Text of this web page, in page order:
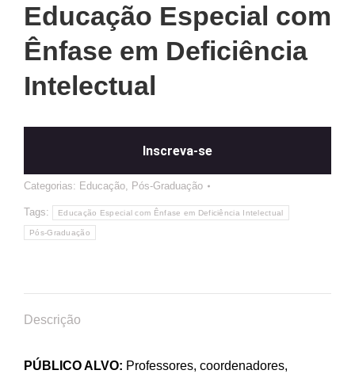
Educação Especial com
Ênfase em Deficiência
Intelectual
Inscreva-se
Categorias: Educação, Pós-Graduação
Tags: Educação Especial com Ênfase em Deficiência Intelectual
Pós-Graduação
Descrição
PÚBLICO ALVO: Professores, coordenadores,